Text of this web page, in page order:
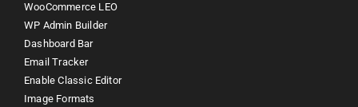
WooCommerce LEO
WP Admin Builder
Dashboard Bar
Email Tracker
Enable Classic Editor
Image Formats